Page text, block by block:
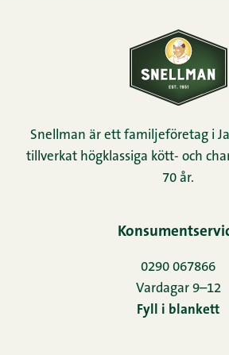
Snellman är ett familjeföretag i
tillverkat högklassiga kött- och
70 år.
0290 067866
Vardagar 9–12
Fyll i blankett